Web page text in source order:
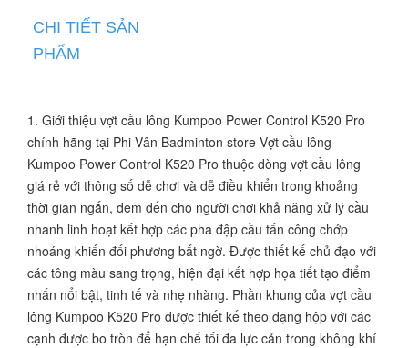
CHI TIẾT SẢN
PHẨM
1. Giới thiệu vợt cầu lông Kumpoo Power Control K520 Pro
chính hãng tại Phi Vân Badminton store Vợt cầu lông
Kumpoo Power Control K520 Pro thuộc dòng vợt cầu lông
giá rẻ với thông số dễ chơi và dễ điều khiển trong khoảng
thời gian ngắn, đem đến cho người chơi khả năng xử lý cầu
nhanh linh hoạt kết hợp các pha đập cầu tấn công chớp
nhoáng khiến đối phương bất ngờ. Được thiết kế chủ đạo với
các tông màu sang trọng, hiện đại kết hợp họa tiết tạo điểm
nhấn nổi bật, tinh tế và nhẹ nhàng. Phần khung của vợt cầu
lông Kumpoo K520 Pro được thiết kế theo dạng hộp với các
cạnh được bo tròn để hạn chế tối đa lực cản trong không khí